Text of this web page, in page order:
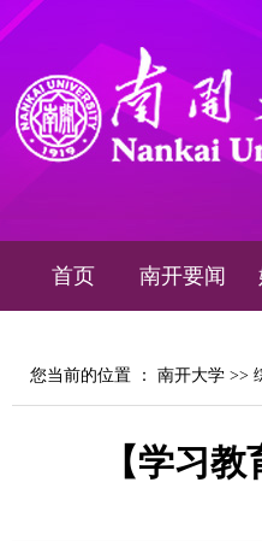
首页 南开要闻
您当前的位置 ： 南开大学 >>
【学习